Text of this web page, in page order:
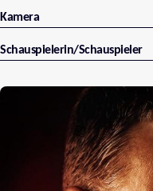
Kamera
Schauspielerin/Schauspieler